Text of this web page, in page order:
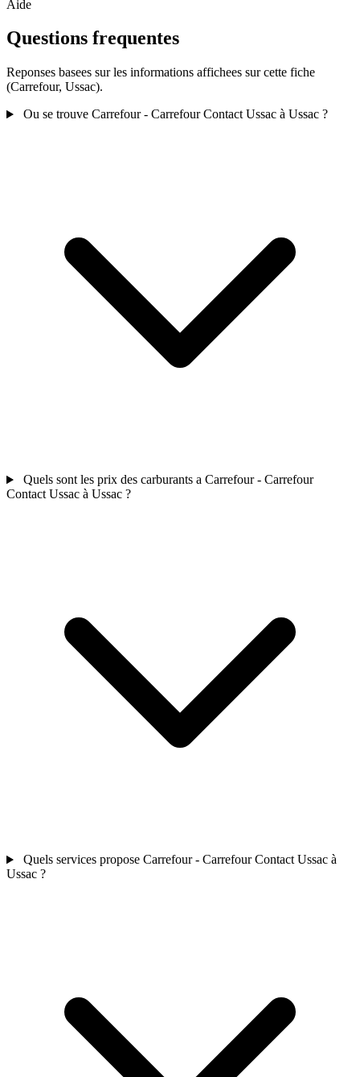
Aide
Questions frequentes
Reponses basees sur les informations affichees sur cette fiche
(Carrefour, Ussac).
Ou se trouve Carrefour - Carrefour Contact Ussac à Ussac ?
Quels sont les prix des carburants a Carrefour - Carrefour
Contact Ussac à Ussac ?
Quels services propose Carrefour - Carrefour Contact Ussac à
Ussac ?